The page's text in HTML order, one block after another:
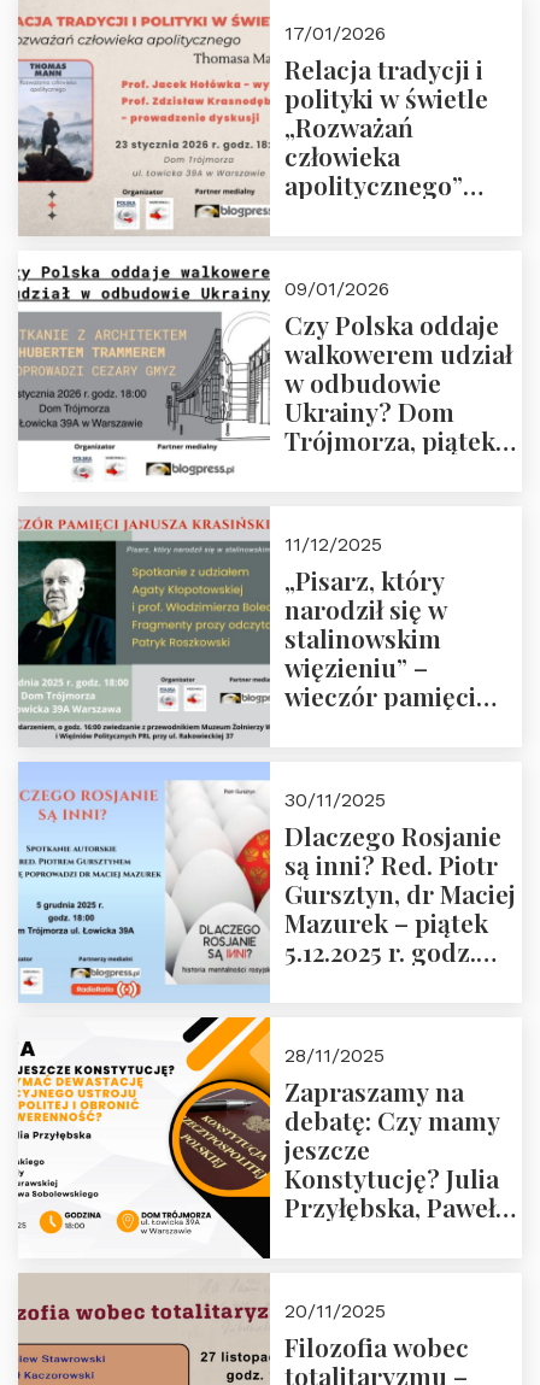
17/01/2026
Relacja tradycji i
polityki w świetle
„Rozważań
człowieka
apolitycznego”
godz. 18:00.
Zapraszamy!
09/01/2026
Czy Polska oddaje
walkowerem udział
w odbudowie
Ukrainy? Dom
Trójmorza, piątek
11/12/2025
„Pisarz, który
narodził się w
stalinowskim
więzieniu” –
wieczór pamięci
zwiedzanie
Muzeum Żołnierzy
Wyklętych i
Więźniów
Politycznych PRL o
godz. 16:00 – 19
30/11/2025
Dlaczego Rosjanie
są inni? Red. Piotr
Gursztyn, dr Maciej
Mazurek – piątek
5.12.2025 r. godz.
28/11/2025
Zapraszamy na
debatę: Czy mamy
jeszcze
Konstytucję? Julia
Przyłębska, Paweł
Przemysław
Sobolewski – 4
20/11/2025
Filozofia wobec
totalitaryzmu –